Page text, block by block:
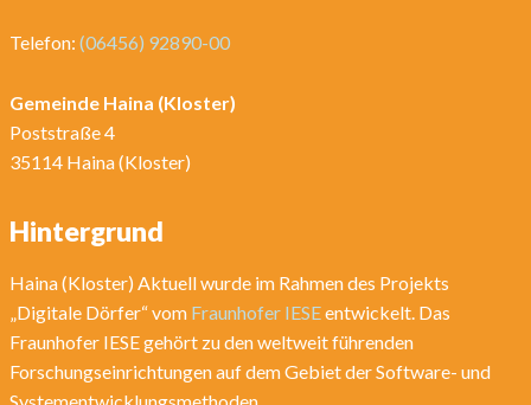
Telefon: (06456) 92890-00
Gemeinde Haina (Kloster)
Poststraße 4
35114 Haina (Kloster)
Hintergrund
Haina (Kloster) Aktuell wurde im Rahmen des Projekts
„Digitale Dörfer“ vom Fraunhofer IESEentwickelt. Das
Fraunhofer IESE gehört zu den weltweit führenden
Forschungseinrichtungen auf dem Gebiet der Software- und